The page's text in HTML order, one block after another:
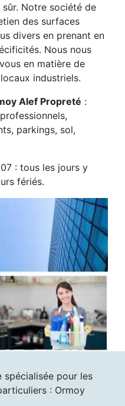
Notre société de
des surfaces
divers en prenant en
Nous nous
en matière de
industriels.
Alef Propreté :
parkings, sol,
: tous les jours y
fériés.
spécialisée pour les
: Ormoy